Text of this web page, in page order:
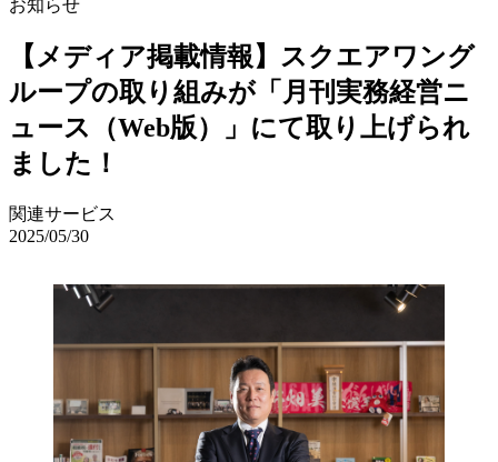
お知らせ
【メディア掲載情報】スクエアワング
ループの取り組みが「月刊実務経営ニ
ュース（Web版）」にて取り上げられ
ました！
関連サービス
2025/05/30